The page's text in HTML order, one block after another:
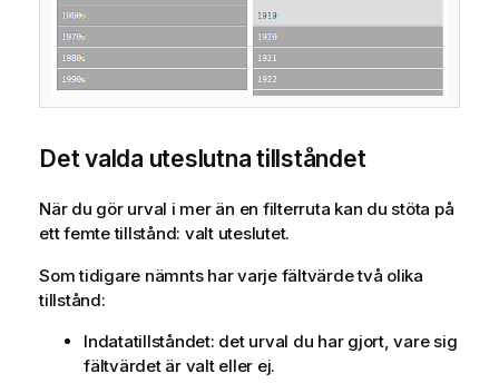
Det valda uteslutna tillståndet
När du gör urval i mer än en filterruta kan du stöta på
ett femte tillstånd: valt uteslutet.
Som tidigare nämnts har varje fältvärde två olika
tillstånd:
Indatatillståndet: det urval du har gjort, vare sig
fältvärdet är valt eller ej.